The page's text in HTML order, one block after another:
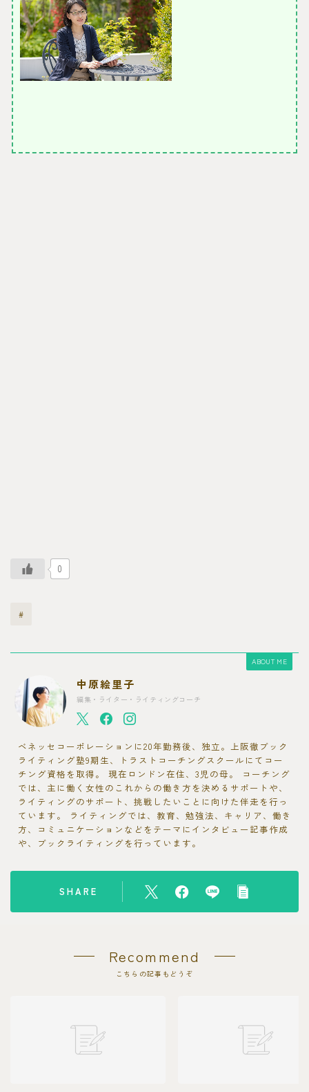
0
#
ABOUT ME
中原絵里子
編集・ライター・ライティングコーチ
ベネッセコーポレーションに20年勤務後、独立。上阪徹ブック
ライティング塾9期生、トラストコーチングスクールにてコー
チング資格を取得。 現在ロンドン在住、3児の母。 コーチング
では、主に働く女性のこれからの働き方を決めるサポートや、
ライティングのサポート、挑戦したいことに向けた伴走を行っ
ています。 ライティングでは、教育、勉強法、キャリア、働き
方、コミュニケーションなどをテーマにインタビュー記事作成
や、ブックライティングを行っています。
SHARE
Recommend
こちらの記事もどうぞ